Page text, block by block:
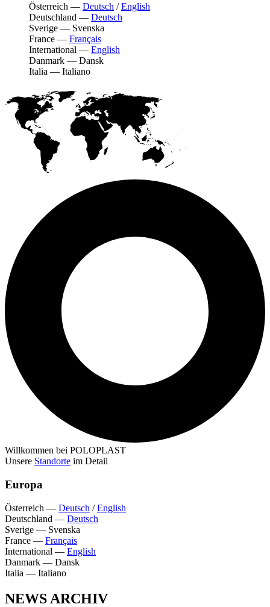
Österreich — Deutsch /English
Deutschland — Deutsch
Sverige — Svenska
France — Français
International — English
Danmark — Dansk
Italia — Italiano
Willkommen bei POLOPLAST
Unsere Standorte im Detail
Europa
Österreich — Deutsch /English
Deutschland — Deutsch
Sverige — Svenska
France — Français
International — English
Danmark — Dansk
Italia — Italiano
NEWS ARCHIV